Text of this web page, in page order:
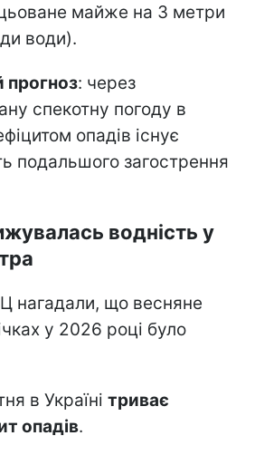
майже на 3 метри
води).
прогноз: через
спекотну погоду в
опадів існує
подальшого загострення
водність у
нагадали, що весняне
у 2026 році було
в Україні триває
опадів.